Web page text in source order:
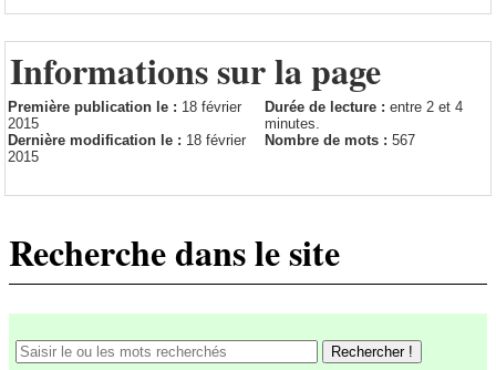
Informations sur la page
Première publication le : 18 février
2015
Durée de lecture : entre 2 et 4
minutes.
Dernière modification le : 18 février
2015
Nombre de mots : 567
Recherche dans le site